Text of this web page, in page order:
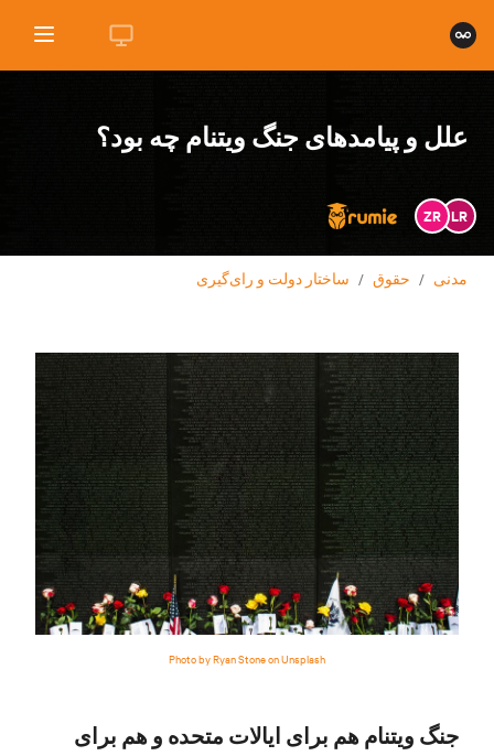
علل و پیامدهای جنگ ویتنام چه بود؟
LR
ZR
مدنی / حقوق / ساختار دولت و رای‌گیری
Photo by Ryan Stone on Unsplash
جنگ ویتنام هم برای ایالات متحده و هم برای